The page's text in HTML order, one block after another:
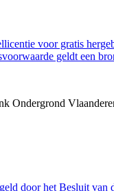
voor gratis
geldt een
Ondergrond
door het Besluit van